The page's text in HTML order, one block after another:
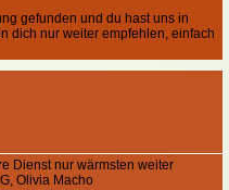
gefunden und du hast uns in
dich nur weiter empfehlen, einfach
Dienst nur wärmsten weiter
Olivia Macho